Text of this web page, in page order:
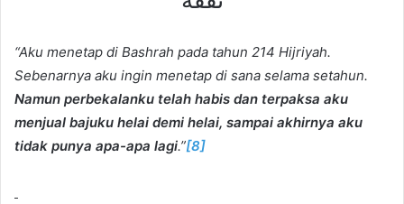
“Aku menetap di Bashrah pada tahun 214 Hijriyah.
Sebenarnya aku ingin menetap di sana selama setahun.
Namun perbekalanku telah habis dan terpaksa aku
menjual bajuku helai demi helai, sampai akhirnya aku
tidak punya apa-apa lagi.”[8]